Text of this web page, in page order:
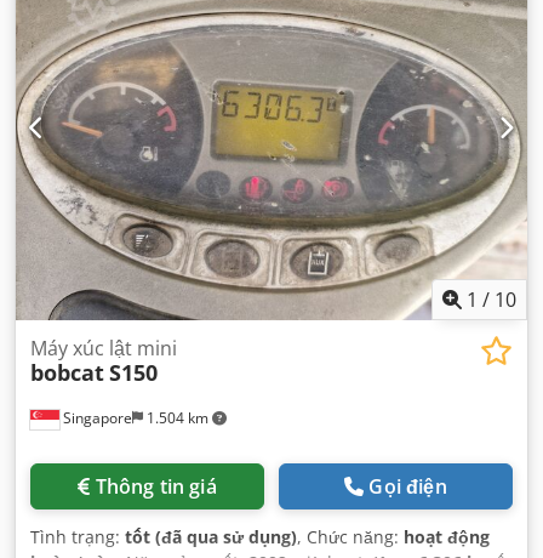
1 / 10
Singapore 1.504 km
Máy xúc lật mini
bobcatS150
Thông tin giá Gọi điện
Tình trạng: tốt (đã qua sử dụng), Chức năng: hoạt động